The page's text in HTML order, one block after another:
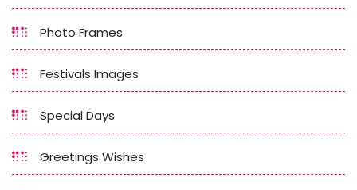
Photo Frames
Festivals Images
Special Days
Greetings Wishes